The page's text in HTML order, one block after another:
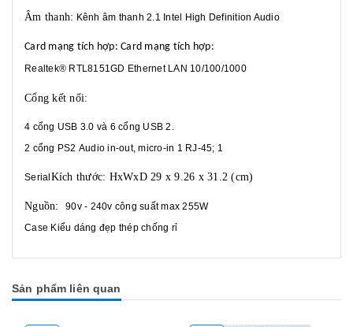
Âm thanh: Kênh âm thanh 2.1 Intel High Definition Audio
Card mạng tích hợp: Card mạng tích hợp:
Realtek® RTL8151GD Ethernet LAN 10/100/1000
Cổng kết nối:
4 cổng USB 3.0 và 6 cổng USB 2.
2 cổng PS2 Audio in-out, micro-in 1 RJ-45; 1
Serial Kích thước: HxWxD 29 x 9.26 x 31.2 (cm)
Nguồn: 90v - 240v công suất max 255W
Case Kiểu dáng đẹp thép chống rỉ
Sản phẩm liên quan